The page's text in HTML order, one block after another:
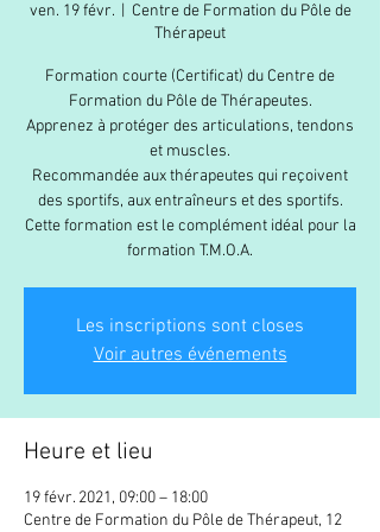
ven. 19 févr.
  |
Centre de Formation du Pôle de
Thérapeut
Formation courte (Certificat) du Centre de
Formation du Pôle de Thérapeutes.
Apprenez à protéger des articulations, tendons
et muscles.
Recommandée aux thérapeutes qui reçoivent
des sportifs, aux entraîneurs et des sportifs.
Cette formation est le complément idéal pour la
formation T.M.O.A.
Les inscriptions sont closes
Voir autres événements
Heure et lieu
19 févr. 2021, 09:00 – 18:00
Centre de Formation du Pôle de Thérapeut, 12